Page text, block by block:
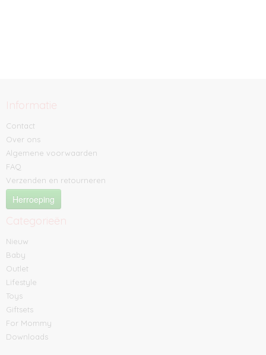
Informatie
Contact
Over ons
Algemene voorwaarden
FAQ
Verzenden en retourneren
Herroeping
Categorieën
Nieuw
Baby
Outlet
Lifestyle
Toys
Giftsets
For Mommy
Downloads